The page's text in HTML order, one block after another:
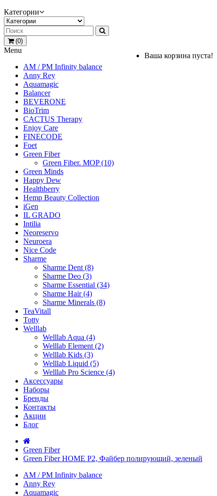
Категории
(0)
Ваша корзина пуста!
Menu
AM / PM Infinity balance
Anny Rey
Aquamagic
Balancer
BEVERONE
BioTrim
CACTUS Therapy
Enjoy Care
FINECODE
Foet
Green Fiber
Green Fiber. MOP (10)
Green Minds
Happy Dew
Healthberry
Hemp Beauty Collection
iGen
IL GRADO
Intilia
Neoreservo
Neuroera
Nice Code
Sharme
Sharme Dent (8)
Sharme Deo (3)
Sharme Essential (34)
Sharme Hair (4)
Sharme Minerals (8)
TeaVitall
Totty
Welllab
Welllab Aqua (4)
Welllab Element (2)
Welllab Kids (3)
Welllab Liquid (5)
Welllab Pro Science (4)
Аксессуары
Наборы
Бренды
Контакты
Акции
Блог
Green Fiber
Green Fiber HOME P2, Файбер полирующий, зеленый
AM / PM Infinity balance
Anny Rey
Aquamagic